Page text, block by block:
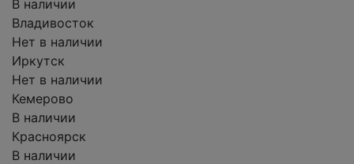
В наличии
Владивосток
Нет в наличии
Иркутск
Нет в наличии
Кемерово
В наличии
Красноярск
В наличии